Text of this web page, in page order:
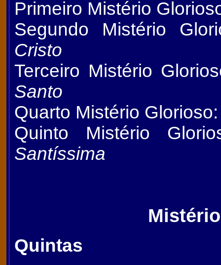
Primeiro Mistério
Segundo Mistério
Cristo
Terceiro Mistério
Santo
Quarto Mistério
Quinto Mistério
Santíssima
Quintas